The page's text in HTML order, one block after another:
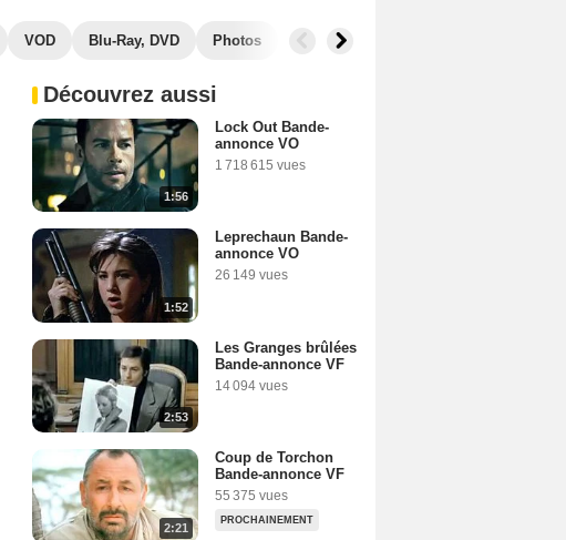
VOD Blu-Ray, DVD Photos Secrets de tournage
Découvrez aussi
1:56
Lock Out Bande-
annonce VO
1 718 615 vues
1:52
Leprechaun Bande-
annonce VO
26 149 vues
2:53
Les Granges brûlées
Bande-annonce VF
14 094 vues
2:21
Coup de Torchon
Bande-annonce VF
55 375 vues
PROCHAINEMENT